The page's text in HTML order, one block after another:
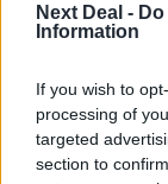
Next Deal -
Information
If you wish to
processing of
targeted
section to
Χρήστος
ΑΝΑΠΛΑΣΗ
07.08.2026 - 12:25
Allianz: Ισχυρές
Bäte συνδέει τα
«protection gap»